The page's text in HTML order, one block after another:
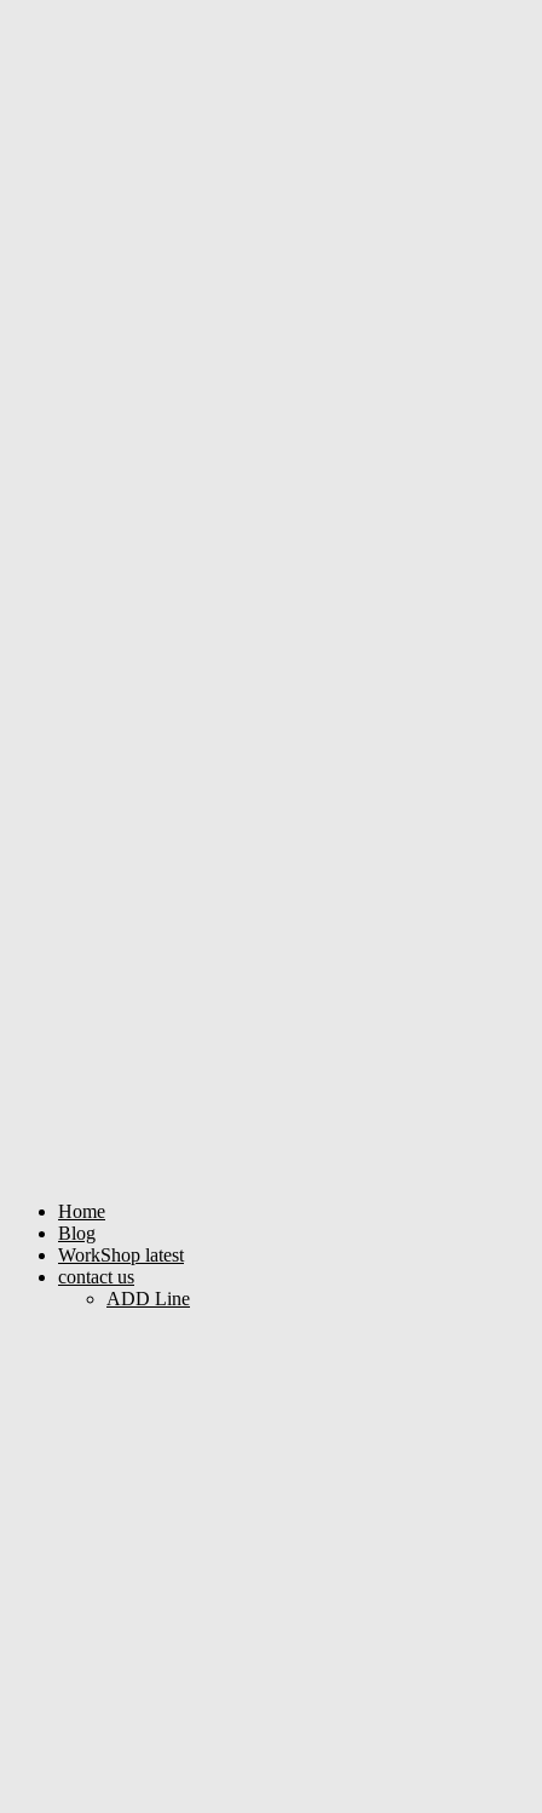
Home
Blog
WorkShop latest
contact us
ADD Line